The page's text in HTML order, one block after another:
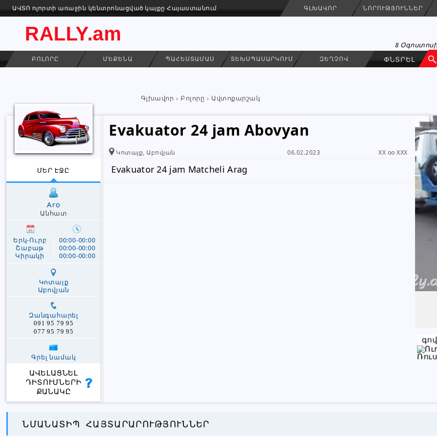
ԱՎՏՈ ոլորտի առաջին կենտրոնացված կայքը Հայաստանում ԳԼԽԱՎՈՐ ՆՈՐՈՒԹՅՈՒՆՆԵՐ
RALLY.am
8
ԲՈԼՈՐԸ ՄԵՔԵՆԱ ՊԱՀԵՍՏԱՄԱՍ ՏԵԽՍՊԱՍԱՐԿՈՒՄ ԶԵՂՉՈՎ
Գլխավոր Բոլորը Ավտոքարշակ
Evakuator 24 jam Abovyan
Կոտայք, Աբովյան 06.02.2023 XX oo XXX
Evakuator 24 jam Matcheli Arag
ՄԵՐ ԷՋԸ
Aro
Անհատ
Երկ-Ուրբ
Շաբաթ
Կիրակի
00:00-00:00
00:00-00:00
00:00-00:00
Կոտայք
Աբովյան
Զանգահարել
091 95 79 95
077 95 79 95
Գրել նամակ
ԱՎԵԼԱՑՆԵԼ
ԴԻՏՈՒՄՆԵՐԻ
ՔԱՆԱԿԸ
ՆՄԱՆԱՏԻՊ ՀԱՅՏԱՐԱՐՈՒԹՅՈՒՆՆԵՐ